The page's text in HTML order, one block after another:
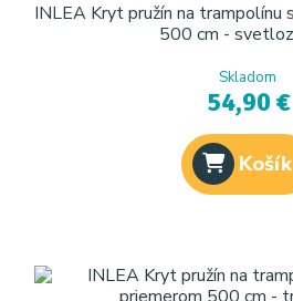
INLEA Kryt pružín na trampolínu
500 cm -
Skladom
54,90 €
Košík